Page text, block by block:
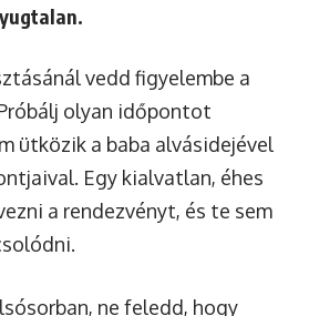
vedd figyelembe a
olyan időpontot
ütközik a baba alvásidejével
Egy kialvatlan, éhes
a rendezvényt, és te sem
ne feledd, hogy